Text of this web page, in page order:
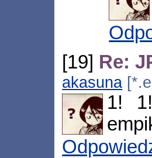
[19] Re:
akasuna
1!